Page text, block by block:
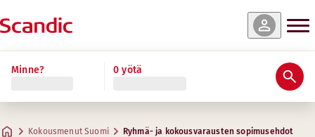
Minne? 0 yötä
Kokousmenut Suomi Ryhmä- ja kokousvarausten sopimusehdot